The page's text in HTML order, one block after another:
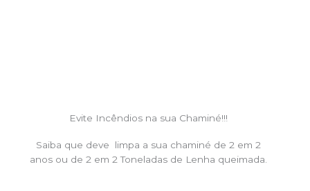
Evite Incêndios na sua Chaminé!!!
Saiba que deve limpa a sua chaminé de 2 em 2
anos ou de 2 em 2 Toneladas de Lenha queimada.